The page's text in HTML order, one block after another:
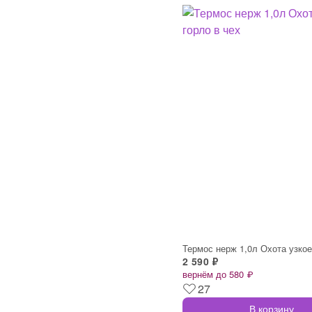
2 590 ₽
вернём до 580 ₽
27
В корзину